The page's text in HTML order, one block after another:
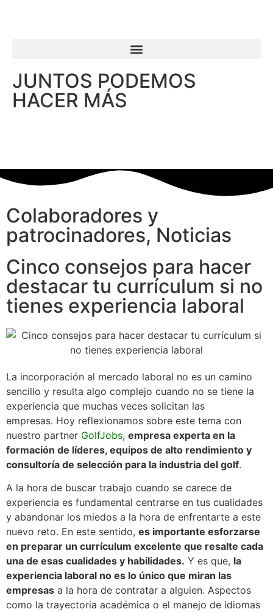
JUNTOS PODEMOS
HACER MÁS
Colaboradores y
patrocinadores, Noticias
Cinco consejos para hacer
destacar tu currículum si no
tienes experiencia laboral
La incorporación al mercado laboral no es un camino
sencillo y resulta algo complejo cuando no se tiene la
experiencia que muchas veces solicitan las
empresas. Hoy reflexionamos sobre este tema con
nuestro partner GolfJobs, empresa experta en la
formación de líderes, equipos de alto rendimiento y
consultoría de selección para la industria del golf.
A la hora de buscar trabajo cuando se carece de
experiencia es fundamental centrarse en tus cualidades
y abandonar los miedos a la hora de enfrentarte a este
nuevo reto. En este sentido, es importante esforzarse
en preparar un currículum excelente que resalte cada
una de esas cualidades y habilidades. Y es que, la
experiencia laboral no es lo único que miran las
empresas a la hora de contratar a alguien. Aspectos
como la trayectoria académica o el manejo de idiomas